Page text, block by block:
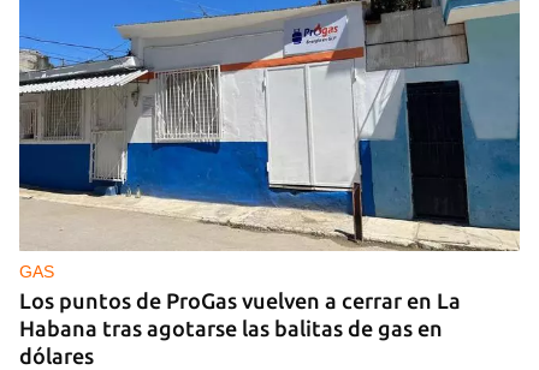
GAS
Los puntos de ProGas vuelven a cerrar en La
Habana tras agotarse las balitas de gas en
dólares